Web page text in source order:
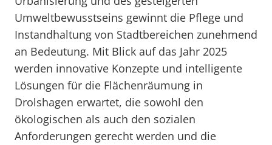
Umweltbewusstseins gewinnt die Pflege und
Instandhaltung von Stadtbereichen zunehmend
an Bedeutung. Mit Blick auf das Jahr 2025
werden innovative Konzepte und intelligente
Lösungen für die Flächenräumung in
Drolshagen erwartet, die sowohl den
ökologischen als auch den sozialen
Anforderungen gerecht werden und die